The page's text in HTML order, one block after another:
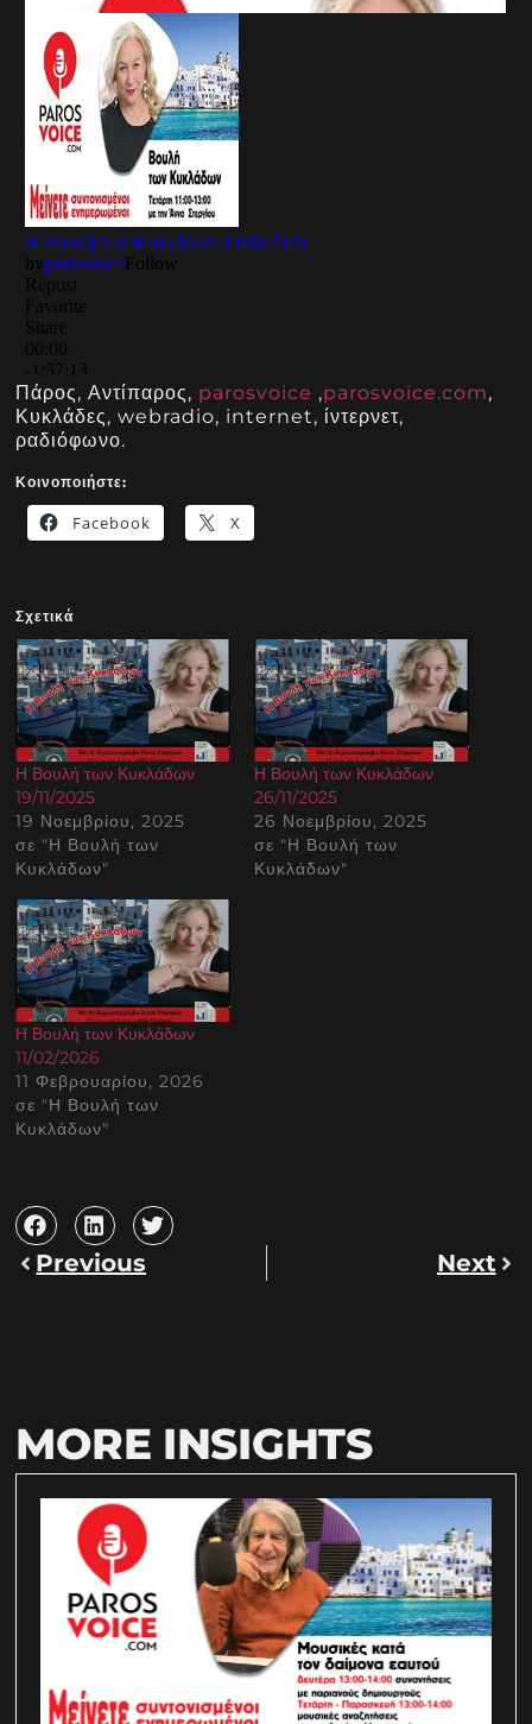
Πάρος, Αντίπαρος, parosvoice ,parosvoice.com,
Κυκλάδες, webradio, internet, ίντερνετ,
ραδιόφωνο.
Κοινοποιήστε:
Facebook X
Σχετικά
Η Βουλή των Κυκλάδων
19/11/2025
19 Νοεμβρίου, 2025
σε "Η Βουλή των
Κυκλάδων"
Η Βουλή των Κυκλάδων
26/11/2025
26 Νοεμβρίου, 2025
σε "Η Βουλή των
Κυκλάδων"
Η Βουλή των Κυκλάδων
11/02/2026
11 Φεβρουαρίου, 2026
σε "Η Βουλή των
Κυκλάδων"
Previous Next
MORE INSIGHTS